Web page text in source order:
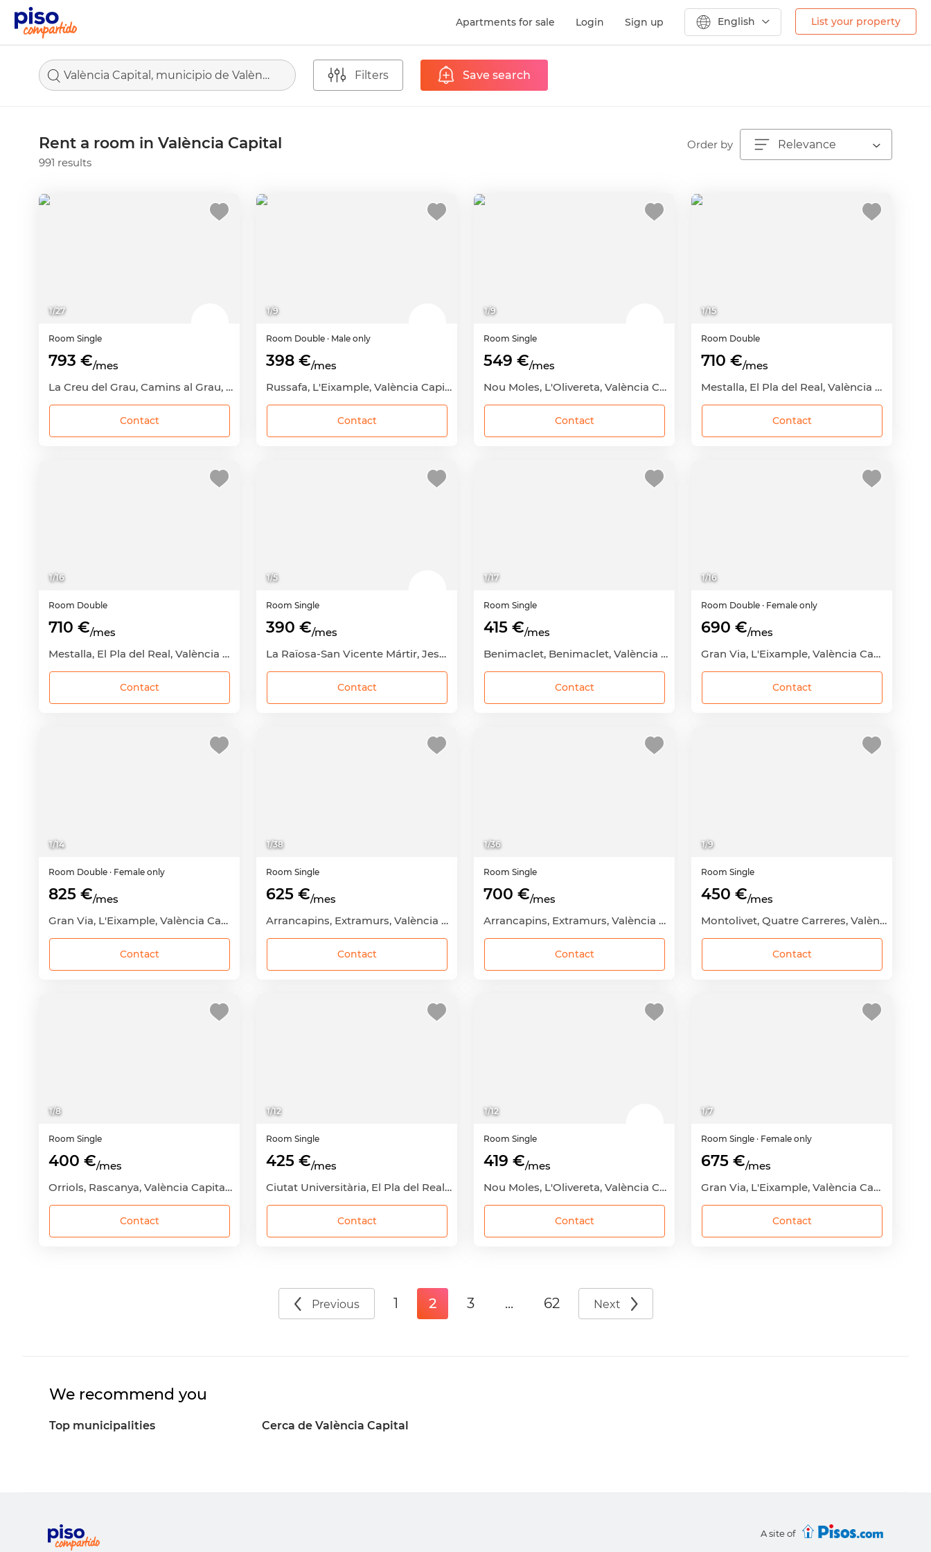
Apartments for sale Login Sign up English List your property
València Capital, municipio de València Filters Save search
Rent a room in València Capital
991 results
Order by Relevance
1/27
Room Single
793 €/mes
La Creu del Grau, Camins al Grau, València Capital, València
Contact
1/9
Room Double · Male only
398 €/mes
Russafa, L'Eixample, València Capital, València
Contact
1/9
Room Single
549 €/mes
Nou Moles, L'Olivereta, València Capital, València
Contact
1/15
Room Double
710 €/mes
Mestalla, El Pla del Real, València Capital, València
Contact
1/16
Room Double
710 €/mes
Mestalla, El Pla del Real, València Capital, València
Contact
1/5
Room Single
390 €/mes
La Raïosa-San Vicente Mártir, Jesús, València Capital, València
Contact
1/17
Room Single
415 €/mes
Benimaclet, Benimaclet, València Capital, València
Contact
1/16
Room Double · Female only
690 €/mes
Gran Via, L'Eixample, València Capital, València
Contact
1/14
Room Double · Female only
825 €/mes
Gran Via, L'Eixample, València Capital, València
Contact
1/38
Room Single
625 €/mes
Arrancapins, Extramurs, València Capital, València
Contact
1/36
Room Single
700 €/mes
Arrancapins, Extramurs, València Capital, València
Contact
1/9
Room Single
450 €/mes
Montolivet, Quatre Carreres, València Capital, València
Contact
1/8
Room Single
400 €/mes
Orriols, Rascanya, València Capital, València
Contact
1/12
Room Single
425 €/mes
Ciutat Universitària, El Pla del Real, València Capital, València
Contact
1/12
Room Single
419 €/mes
Nou Moles, L'Olivereta, València Capital, València
Contact
1/7
Room Single · Female only
675 €/mes
Gran Via, L'Eixample, València Capital, València
Contact
Previous 1 2 3 ... 62 Next
We recommend you
Top municipalities Cerca de València Capital
A site of